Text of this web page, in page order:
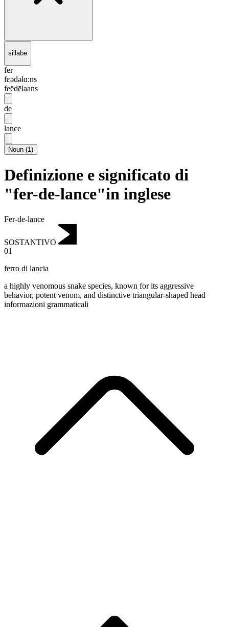
sillabe
fer
fɛədəlɑ:ns
feēdēlaans
de
lance
Noun (1)
Definizione e significato di
"fer-de-lance"in inglese
Fer-de-lance
SOSTANTIVO
01
ferro di lancia
a highly venomous snake species, known for its aggressive
behavior, potent venom, and distinctive triangular-shaped head
informazioni grammaticali